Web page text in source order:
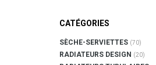
CATÉGORIES
SÈCHE-SERVIETTES (70)
RADIATEURS DESIGN (20)